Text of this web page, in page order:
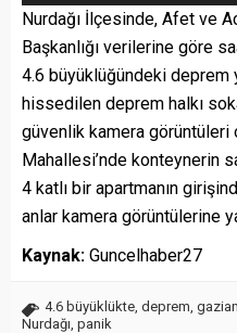
Nurdağı İlçesinde, Afet ve
Başkanlığı verilerine göre
4.6 büyüklüğündeki deprem
hissedilen deprem halkı
güvenlik kamera görüntüleri
Mahallesi’nde konteynerin
4 katlı bir apartmanın
anlar kamera görüntülerine
Kaynak: Guncelhaber27
4.6 büyüklükte deprem
Nurdağı panik